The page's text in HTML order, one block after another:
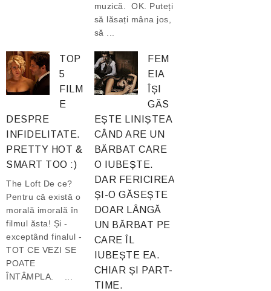
muzică. OK. Puteți
să lăsați mâna jos,
să ...
TOP
5
FILM
E
DESPRE
INFIDELITATE.
PRETTY HOT &
SMART TOO :)
The Loft De ce?
Pentru că există o
morală imorală în
filmul ăsta! Și -
exceptând finalul -
TOT CE VEZI SE
POATE
ÎNTÂMPLA. ...
FEM
EIA
ÎȘI
GĂS
EȘTE LINIȘTEA
CÂND ARE UN
BĂRBAT CARE
O IUBEȘTE.
DAR FERICIREA
ȘI-O GĂSEȘTE
DOAR LÂNGĂ
UN BĂRBAT PE
CARE ÎL
IUBEȘTE EA.
CHIAR ȘI PART-
TIME.